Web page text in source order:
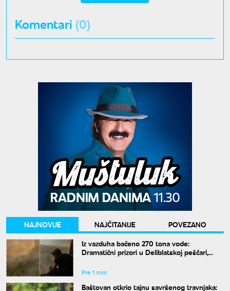
Komentari (0)
NAJNOVIJE NAJČITANIJE
POVEZANO
Iz vazduha bačeno 270 tona vode:
Dramatični prizori u Deliblatskoj peščari,
stihijom
Pre 1 min
Baštovan otkrio tajnu savršenog travnjaka: